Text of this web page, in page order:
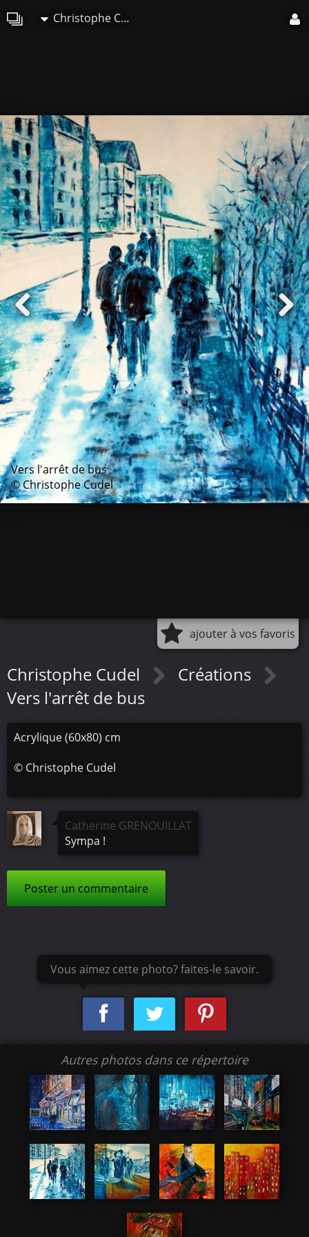
Christophe Cudel
Vers l'arrêt de bus
© Christophe Cudel
ajouter à vos favoris
Christophe Cudel
Créations
Vers l'arrêt de bus
Acrylique (60x80) cm
© Christophe Cudel
Catherine GRENOUILLAT
Sympa !
Poster un commentaire
Vous aimez cette photo? faites-le savoir.
Autres photos dans ce répertoire